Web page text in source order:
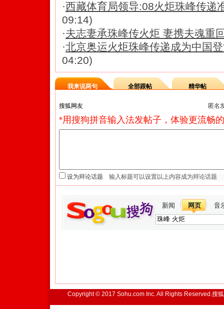
·西藏体育局领导:08火炬珠峰传递
09:14)
·夫志妻承珠峰传火炬 妻携夫魂重
·北京奥运火炬珠峰传递成为中国
04:20)
我来说两句 全部跟帖 精华帖
匿名
*用搜狗拼音输入法发帖子，体验更流畅
设为辩论话题
新闻 网页 音
Copyright © 2017 Sohu.com Inc. All Rights Reserved.搜